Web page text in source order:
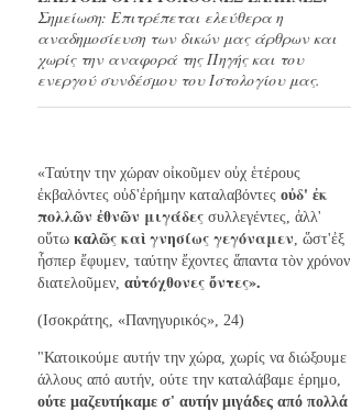
Σημείωση: Επιτρέπεται ελεύθερα η
αναδημοσίευση των δικών μας άρθρων και
χωρίς την αναφορά της Πηγής και του
ενεργού συνδέσμου του Ιστολογίου μας.
«Ταύτην την χώραν οἰκοῦμεν οὐχ ἑτέρους
ἐκβαλόντες οὐδ'ἐρήμην καταλαβόντες οὐδ' ἐκ
πολλῶν ἐθνῶν μιγάδες συλλεγέντες, ἀλλ'
οὕτω καλῶς καὶγνησίως γεγόναμεν, ὥστ'ἐξ
ἧσπερ ἔφυμεν, ταύτην ἔχοντες ἅπαντα τὸν χρόνον
διατελοῦμεν, αὐτόχθονες ὄντες».
(Ισοκράτης, «Πανηγυρικός», 24)
"Κατοικούμε αυτήν την χώρα, χωρίς να διώξουμε
άλλους από αυτήν, ούτε την καταλάβαμε έρημο,
ούτε μαζευτήκαμε σ' αυτήν μιγάδες από πολλά